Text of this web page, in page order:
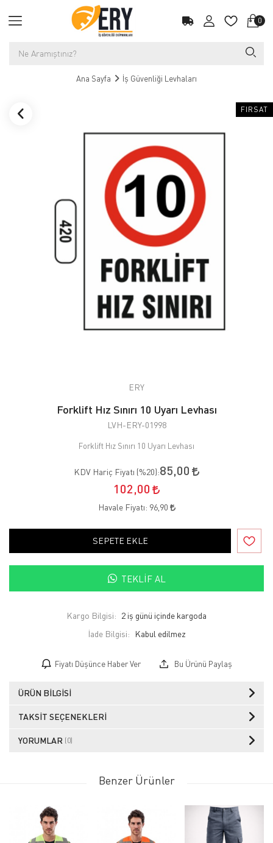
0
Ana Sayfa İş Güvenliği Levhaları
FIRSAT
ERY
Forklift Hız Sınırı 10 Uyarı Levhası
LVH-ERY-01998
Forklift Hız Sınırı 10 Uyarı Levhası
KDV Hariç Fiyatı (%20):85,00
102,00
Havale Fiyatı: 96,90
SEPETE EKLE
TEKLIF AL
Kargo Bilgisi: 2 iş günü içinde kargoda
İade Bilgisi:
Fiyatı Düşünce Haber Ver Bu Ürünü Paylaş
ÜRÜN BILGISI
TAKSIT SEÇENEKLERI
YORUMLAR (0)
Benzer Ürünler